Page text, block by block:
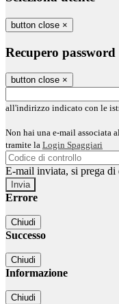
button close ×
Recupero password
button close ×
all'indirizzo indicato con le
Non hai una e-mail associata
tramite la Login Spaggiari
E-mail inviata, si prega di
Errore
Chiudi
Successo
Chiudi
Informazione
Chiudi